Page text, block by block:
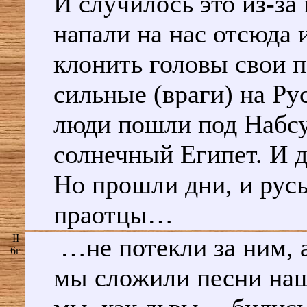
напали на нас
клонить головы свои
сильные (враги) на
люди пошли под
солнечный Египет. И
Но прошли дни, и
праотцы…
II
6г
…не потекли за
мы сложили песни